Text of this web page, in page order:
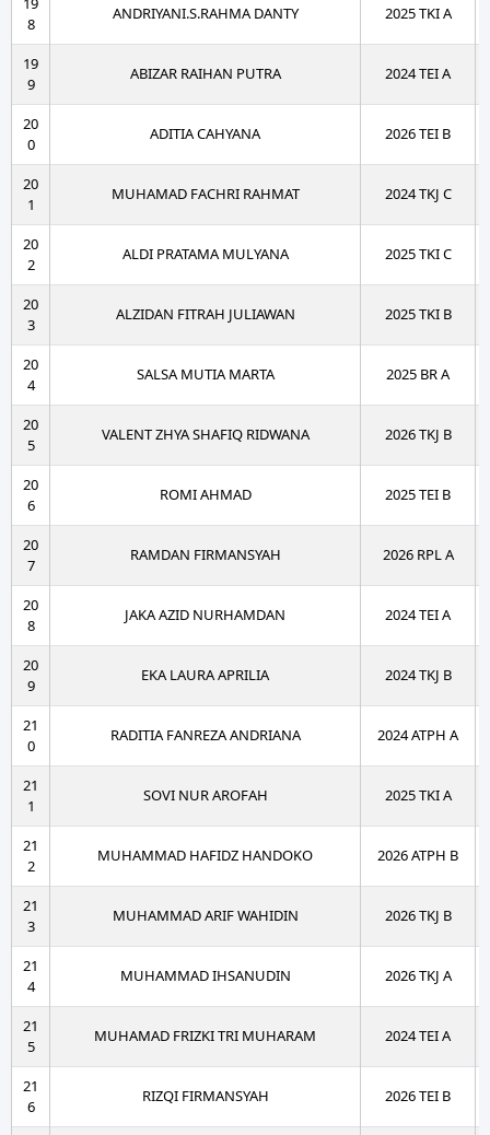
8
ANDRIYANI.S.RAHMA DANTY 2025 TKI A
19
9
ABIZAR RAIHAN PUTRA 2024 TEI A
20
0
ADITIA CAHYANA 2026 TEI B
20
1
MUHAMAD FACHRI RAHMAT 2024 TKJ C
20
2
ALDI PRATAMA MULYANA 2025 TKI C
20
3
ALZIDAN FITRAH JULIAWAN 2025 TKI B
20
4
SALSA MUTIA MARTA 2025 BR A
20
5
VALENT ZHYA SHAFIQ RIDWANA 2026 TKJ B
20
6
ROMI AHMAD 2025 TEI B
20
7
RAMDAN FIRMANSYAH 2026 RPL A
20
8
JAKA AZID NURHAMDAN 2024 TEI A
20
9
EKA LAURA APRILIA 2024 TKJ B
21
0
RADITIA FANREZA ANDRIANA 2024 ATPH A
21
1
SOVI NUR AROFAH 2025 TKI A
21
2
MUHAMMAD HAFIDZ HANDOKO 2026 ATPH B
21
3
MUHAMMAD ARIF WAHIDIN 2026 TKJ B
21
4
MUHAMMAD IHSANUDIN 2026 TKJ A
21
5
MUHAMAD FRIZKI TRI MUHARAM 2024 TEI A
21
6
RIZQI FIRMANSYAH 2026 TEI B